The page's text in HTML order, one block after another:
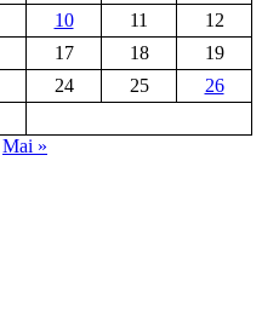
10 11
12
17 18
19
24 25
26
Mai »